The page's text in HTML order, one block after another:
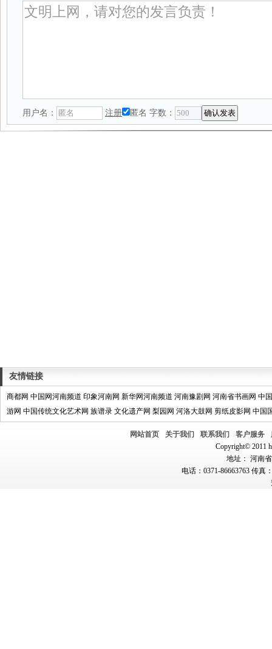
用户名： 注册 匿名 字数：
友情链接
商都网 中国网河南频道 印象河南网 新华网河南频道 河南豫剧网 河南省书画网 中
游网 中国传统文化艺术网 族谱录 文化遗产网 梨园网 河洛大鼓网 剪纸皮影网 中国
网站首页 关于我们 联系我们 客户服务
Copyright© 2011
地址： 河南
电话：0371-86663763 传真